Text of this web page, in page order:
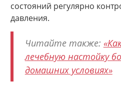
состояний регулярно
давления.
Читайте также:
лечебную настойку
домашних условиях»